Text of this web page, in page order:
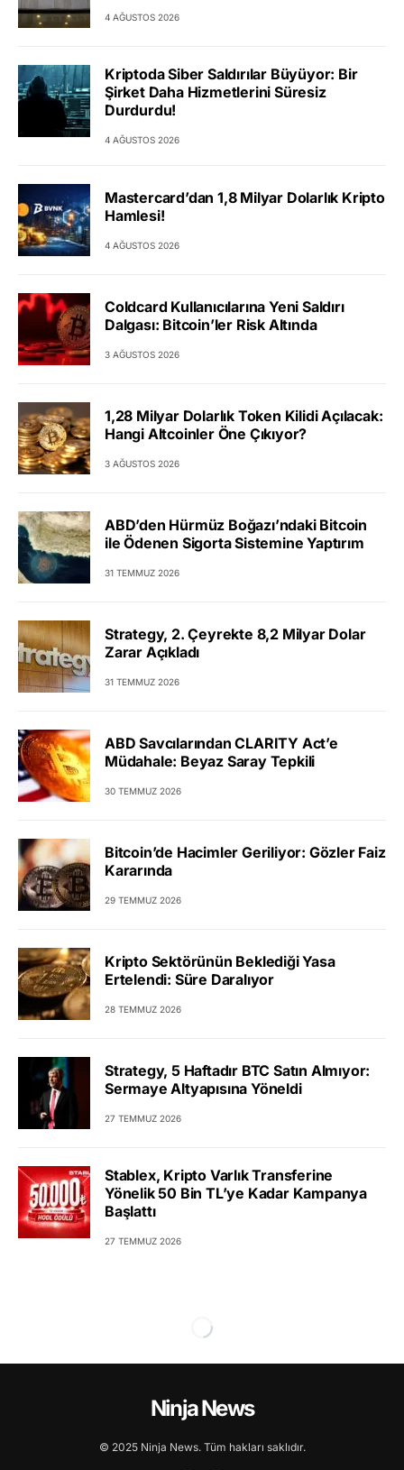
4 AĞUSTOS 2026
Kriptoda Siber Saldırılar Büyüyor: Bir
Şirket Daha Hizmetlerini Süresiz
Durdurdu!
4 AĞUSTOS 2026
Mastercard’dan 1,8 Milyar Dolarlık Kripto
Hamlesi!
4 AĞUSTOS 2026
Coldcard Kullanıcılarına Yeni Saldırı
Dalgası: Bitcoin’ler Risk Altında
3 AĞUSTOS 2026
1,28 Milyar Dolarlık Token Kilidi Açılacak:
Hangi Altcoinler Öne Çıkıyor?
3 AĞUSTOS 2026
ABD’den Hürmüz Boğazı’ndaki Bitcoin
ile Ödenen Sigorta Sistemine Yaptırım
31 TEMMUZ 2026
Strategy, 2. Çeyrekte 8,2 Milyar Dolar
Zarar Açıkladı
31 TEMMUZ 2026
ABD Savcılarından CLARITY Act’e
Müdahale: Beyaz Saray Tepkili
30 TEMMUZ 2026
Bitcoin’de Hacimler Geriliyor: Gözler Faiz
Kararında
29 TEMMUZ 2026
Kripto Sektörünün Beklediği Yasa
Ertelendi: Süre Daralıyor
28 TEMMUZ 2026
Strategy, 5 Haftadır BTC Satın Almıyor:
Sermaye Altyapısına Yöneldi
27 TEMMUZ 2026
Stablex, Kripto Varlık Transferine
Yönelik 50 Bin TL’ye Kadar Kampanya
Başlattı
27 TEMMUZ 2026
Ninja News
© 2025 Ninja News. Tüm hakları saklıdır.